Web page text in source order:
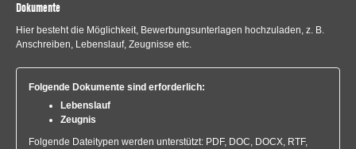
Dokumente
Hier besteht die Möglichkeit, Bewerbungsunterlagen hochzuladen, z. B.
Anschreiben, Lebenslauf, Zeugnisse etc.
Folgende Dokumente sind erforderlich:
Lebenslauf
Zeugnis
Folgende Dateitypen werden unterstützt: PDF, DOC, DOCX, RTF,